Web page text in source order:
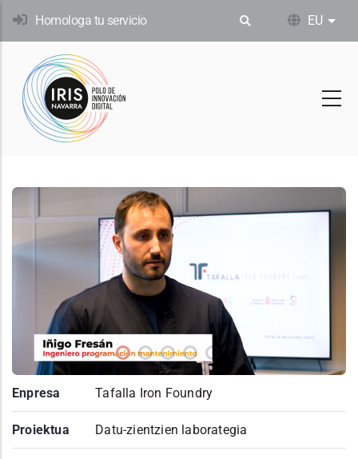
Skip
content
Homologa tu servicio EU
Enpresa Tafalla Iron Foundry
Proiektua Datu-zientzien laborategia